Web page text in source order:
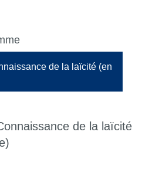
de la laïcité (en
de la laïcité